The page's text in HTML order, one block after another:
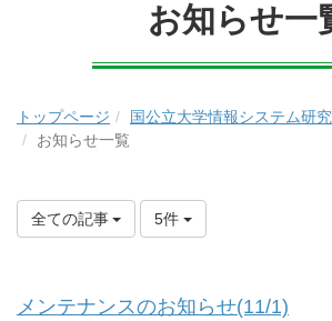
お知らせ一
トップページ
国公立大学情報システム研
お知らせ一覧
全ての記事 5件
メンテナンスのお知らせ(11/1)